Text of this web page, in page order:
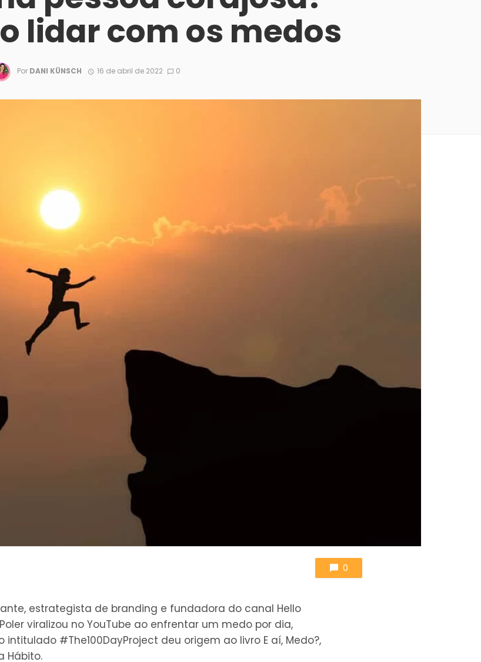
lidar com os medos
Por DANI KÜNSCH 16 de abril de 2022 0
0
estrategista de branding e fundadora do canal Hello
viralizou no YouTube ao enfrentar um medo por dia,
intitulado #The100DayProject deu origem ao livro E aí, Medo?,
Hábito.